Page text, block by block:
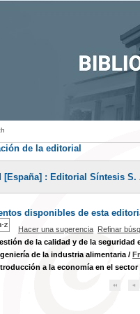
de la editorial
[España] : Editorial Síntesis S.
disponibles de esta
Hacer una sugerencia Refinar
de la calidad y de la seguridad
de la industria alimentaria /
a la economía en el